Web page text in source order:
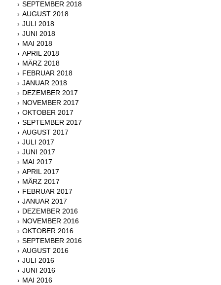
SEPTEMBER 2018
AUGUST 2018
JULI 2018
JUNI 2018
MAI 2018
APRIL 2018
MÄRZ 2018
FEBRUAR 2018
JANUAR 2018
DEZEMBER 2017
NOVEMBER 2017
OKTOBER 2017
SEPTEMBER 2017
AUGUST 2017
JULI 2017
JUNI 2017
MAI 2017
APRIL 2017
MÄRZ 2017
FEBRUAR 2017
JANUAR 2017
DEZEMBER 2016
NOVEMBER 2016
OKTOBER 2016
SEPTEMBER 2016
AUGUST 2016
JULI 2016
JUNI 2016
MAI 2016